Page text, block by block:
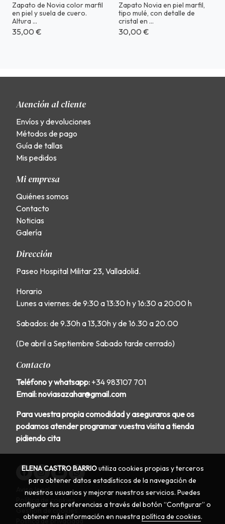
Zapato de Novia color marfil
en piel y suela de cuero.
Altura ...
35,00 €
Zapato Novia en piel marfil,
tipo mulé, con detalle de
cristal en ...
30,00 €
Atención al cliente
Envíos y devoluciones
Métodos de pago
Guía de tallas
Mis pedidos
Mi empresa
Quiénes somos
Contacto
Noticias
Galería
Dirección
Paseo Hospital Militar 23, Valladolid.
Horario
Lunes a viernes: de 9:30 a 13:30 h y 16:30 a 20:00 h
Sabados: de 9.30h a 13,30h y de 16.30 a 20.00
(De abril a Septiembre Sabado tarde cerrado)
Contacto
Teléfono y whatsapp: +34 983107 701
Email: noviasazahar@gmail.com
Para vuestra propia comodidad y aseguraros que os
podamos atender programar vuestra visita a tienda
pidiendo cita
Aviso legal
Política de cookies
Gestión de cookies
Política de privacidad
ELENA CASTRO BARRIOutiliza cookies propias y terceros
para obtener datos estadísticos de la navegación de
nuestros usuarios y mejorar nuestros servicios. Puedes
configurar tus preferencias a través del botón “Configurar” o
obtener más información en nuestrapolítica de cookies.